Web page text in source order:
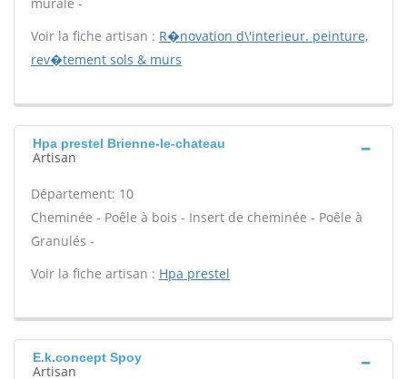
Voir la fiche artisan : R�novation d\'interieur. peinture,
rev�tement sols & murs
Hpa prestel Brienne-le-chateau
Artisan
Département: 10
Cheminée - Poêle à bois - Insert de cheminée - Poêle à
Granulés -
Voir la fiche artisan : Hpa prestel
E.k.concept Spoy
Artisan